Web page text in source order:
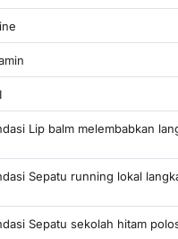
Lip balm melembabkan
Sepatu running lokal
Sepatu sekolah hitam